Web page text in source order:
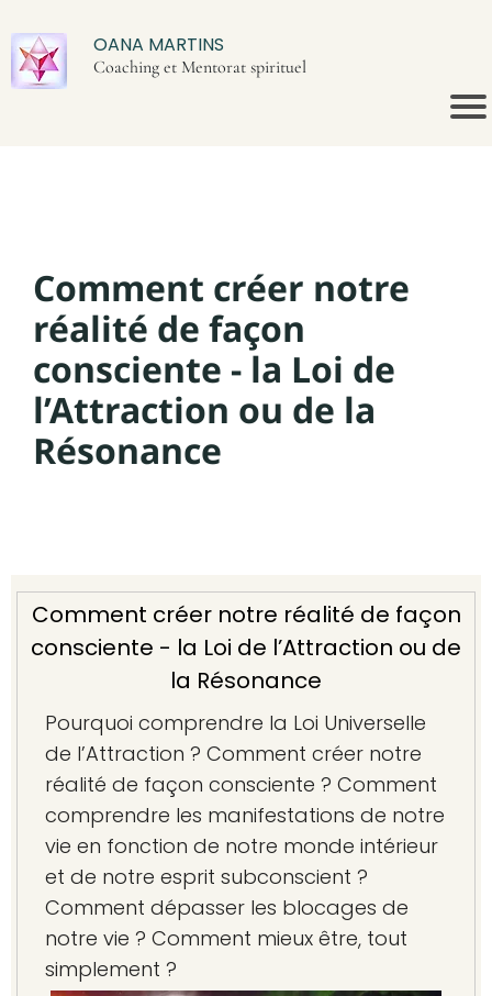
OANA MARTINS
Coaching et Mentorat spirituel
Comment créer notre
réalité de façon
consciente - la Loi de
l’Attraction ou de la
Résonance
Comment créer notre réalité de façon
consciente - la Loi de l’Attraction ou de
la Résonance
Pourquoi comprendre la Loi Universelle
de l’Attraction ? Comment créer notre
réalité de façon consciente ? Comment
comprendre les manifestations de notre
vie en fonction de notre monde intérieur
et de notre esprit subconscient ?
Comment dépasser les blocages de
notre vie ? Comment mieux être, tout
simplement ?